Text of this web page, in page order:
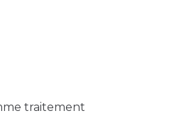
traitement